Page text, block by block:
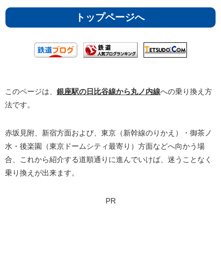
トップページへ
このページは、 銀座駅の日比谷線から丸ノ内線への乗り換え方
法です。
赤坂見附、新宿方面および、東京（新幹線のりかえ）・御茶ノ
水・後楽園（東京ドームシティ最寄り）方面などへ向かう場
合、これから紹介する道順通りに進んでいけば、迷うことなく
乗り換えが出来ます。
PR